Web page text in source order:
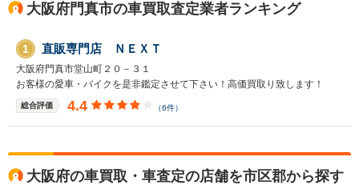
大阪府門真市の車買取査定業者ランキング
1 直販専門店 ＮＥＸＴ
大阪府門真市堂山町２０－３１
お客様の愛車・バイクを是非鑑定させて下さい！高価買取り致します！
総合評価 4.4 （6件）
大阪府の車買取・車査定の店舗を市区郡から探す